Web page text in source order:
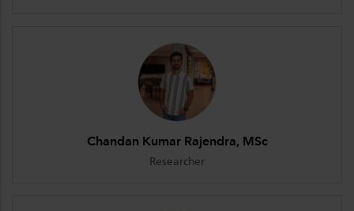
Chandan Kumar Rajendra, MSc
Researcher